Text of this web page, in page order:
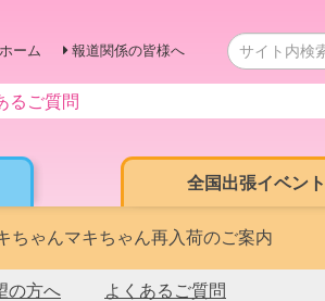
全国出張イベン
ホーム 報道関係の皆様へ
るご質問
ちゃんマキちゃん再入荷のご案内
の方へ よくあるご質問